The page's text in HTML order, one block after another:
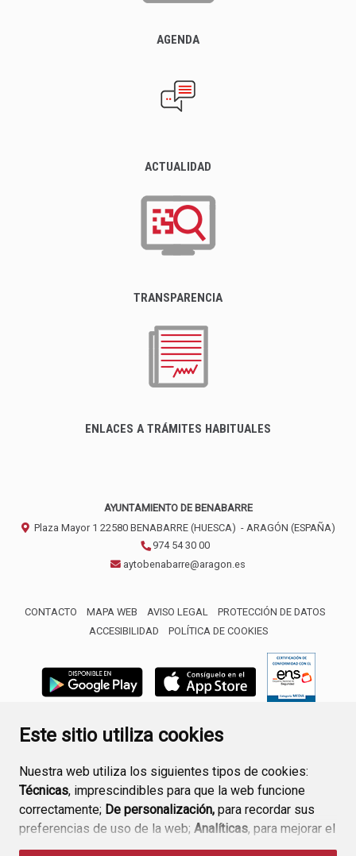
Este sitio utiliza cookies
Nuestra web utiliza los siguientes tipos de cookies:
Técnicas, imprescindibles para que la web funcione
correctamente; De personalización, para recordar sus
preferencias de uso de la web; Analíticas, para mejorar el
funcionamiento de la web y sus servicios.
AGENDA
ACTUALIDAD
TRANSPARENCIA
ENLACES A TRÁMITES HABITUALES
AYUNTAMIENTO DE BENABARRE
Plaza Mayor 1 22580 BENABARRE (HUESCA) - ARAGÓN (ESPAÑA)
974 54 30 00
aytobenabarre@aragon.es
CONTACTO MAPA WEB AVISO LEGAL
PROTECCIÓN DE DATOS
ACCESIBILIDAD
POLÍTICA DE COOKIES